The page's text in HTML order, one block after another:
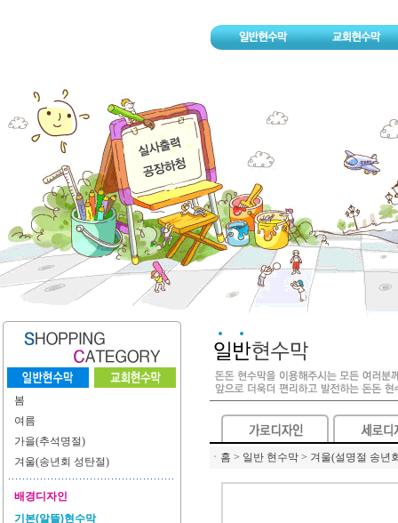
봄
여름
가을(추석명절)
겨울(송년회 성탄절)
배경디자인
기본(알뜰)현수막
ㆍ 홈 > 일반 현수막 > 겨울(설명절 송년